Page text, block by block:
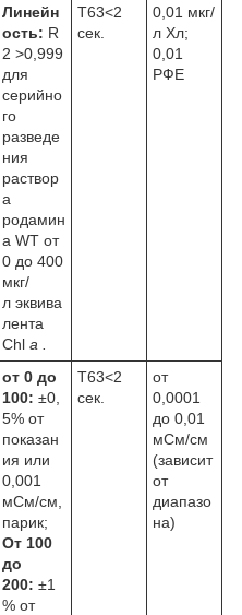
Линейн
ость: R
2 >0,999
для
серийно
го
разведе
ния
раствор
а
родамин
а WT от
0 до 400
мкг/
л эквива
лента
Chl a .
Т63<2
сек.
0,01 мкг/
л Хл;
0,01
РФЕ
от 0 до
100: ±0,
5% от
показан
ия или
0,001
мСм/см,
парик;
От 100
до
200: ±1
% от
Т63<2
сек.
от
0,0001
до 0,01
мСм/см
(зависит
от
диапазо
на)